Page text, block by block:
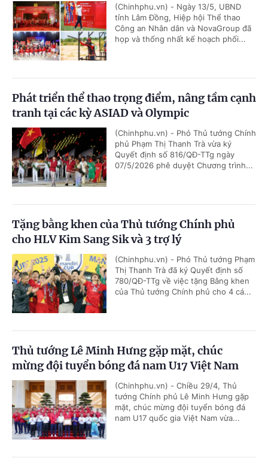
(Chinhphu.vn) - Ngày 13/5, UBND
tỉnh Lâm Đồng, Hiệp hội Thể thao
Công an Nhân dân và NovaGroup đã
họp và thống nhất kế hoạch phối...
Phát triển thể thao trọng điểm, nâng tầm cạnh
tranh tại các kỳ ASIAD và Olympic
(Chinhphu.vn) - Phó Thủ tướng Chính
phủ Phạm Thị Thanh Trà vừa ký
Quyết định số 816/QĐ-TTg ngày
07/5/2026 phê duyệt Chương trình...
Tặng bằng khen của Thủ tướng Chính phủ
cho HLV Kim Sang Sik và 3 trợ lý
(Chinhphu.vn) - Phó Thủ tướng Phạm
Thị Thanh Trà đã ký Quyết định số
780/QĐ-TTg về việc tặng Bằng khen
của Thủ tướng Chính phủ cho 4 cá...
Thủ tướng Lê Minh Hưng gặp mặt, chúc
mừng đội tuyển bóng đá nam U17 Việt Nam
(Chinhphu.vn) - Chiều 29/4, Thủ
tướng Chính phủ Lê Minh Hưng gặp
mặt, chúc mừng đội tuyển bóng đá
nam U17 quốc gia Việt Nam vừa...